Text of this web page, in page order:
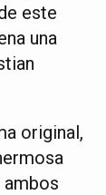
este
una
original,
ambos